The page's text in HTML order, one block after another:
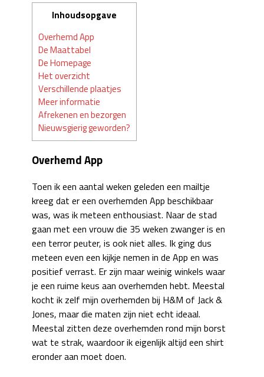
Inhoudsopgave
Overhemd App
De Maattabel
De Homepage
Het overzicht
Verschillende plaatjes
Meer informatie
Afrekenen en bezorgen
Nieuwsgierig geworden?
Overhemd App
Toen ik een aantal weken geleden een mailtje
kreeg dat er een overhemden App beschikbaar
was, was ik meteen enthousiast. Naar de stad
gaan met een vrouw die 35 weken zwanger is en
een terror peuter, is ook niet alles. Ik ging dus
meteen even een kijkje nemen in de App en was
positief verrast. Er zijn maar weinig winkels waar
je een ruime keus aan overhemden hebt. Meestal
kocht ik zelf mijn overhemden bij H&M of Jack &
Jones, maar die maten zijn niet echt ideaal.
Meestal zitten deze overhemden rond mijn borst
wat te strak, waardoor ik eigenlijk altijd een shirt
eronder aan moet doen.